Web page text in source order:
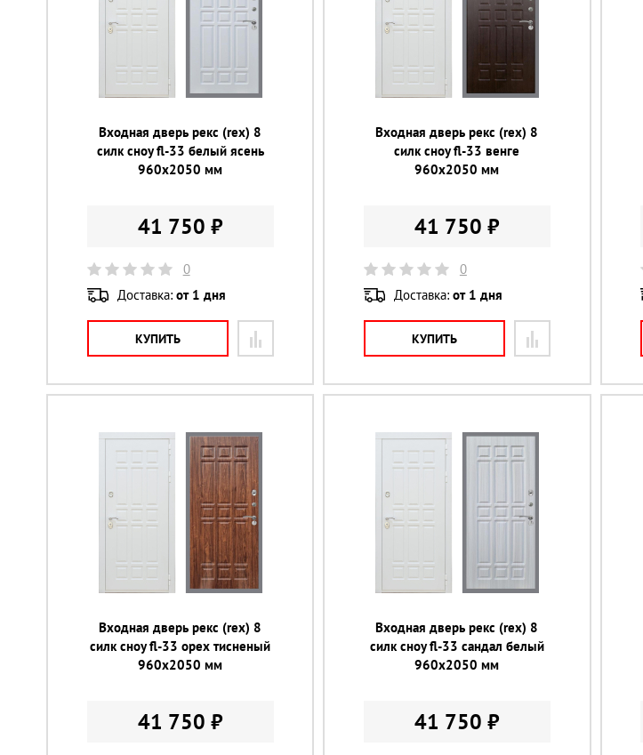
Входная дверь рекс (rex) 8
силк сноу fl-33 белый ясень
960х2050 мм
41 750 ₽
0
Доставка: от 1 дня
КУПИТЬ
Входная дверь рекс (rex) 8
силк сноу fl-33 венге
960х2050 мм
41 750 ₽
0
Доставка: от 1 дня
КУПИТЬ
Входная дверь рекс (rex) 8
силк сноу fl-33 орех тисненый
960х2050 мм
41 750 ₽
Входная дверь рекс (rex) 8
силк сноу fl-33 сандал белый
960х2050 мм
41 750 ₽